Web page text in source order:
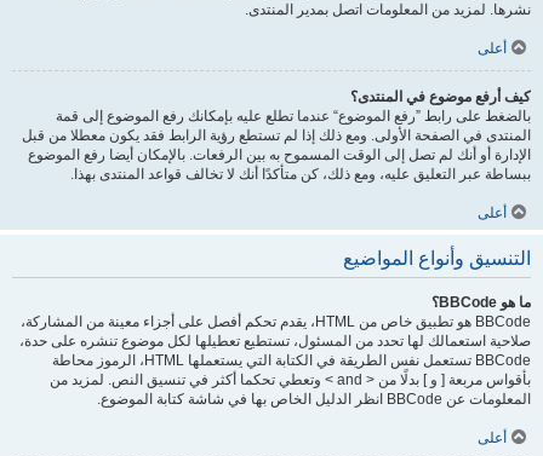
نشرها. لمزيد من المعلومات اتصل بمدير المنتدى.
أعلى
كيف أرفع موضوع في المنتدى؟
بالضغط على رابط ”رفع الموضوع“ عندما تطلع عليه بإمكانك رفع الموضوع إلى قمة
المنتدى في الصفحة الأولى. ومع ذلك إذا لم تستطع رؤية الرابط فقد يكون معطلا من قبل
الإدارة أو أنك لم تصل إلى الوقت المسموح به بين الرفعات. بالإمكان أيضا رفع الموضوع
ببساطة عبر التعليق عليه، ومع ذلك، كن متأكدًا أنك لا تخالف قواعد المنتدى بهذا.
أعلى
التنسيق وأنواع المواضيع
ما هو BBCode؟
BBCode هو تطبيق خاص من HTML، يقدم تحكم أفصل على أجزاء معينة من المشاركة،
صلاحية استعمالك لها تحدد من المسئول، تستطيع تعطيلها لكل موضوع تنشره على حدة،
BBCode تستعمل نفس الطريقة في الكتابة التي يستعملها HTML، الرموز محاطة
بأقواس مربعة [ و ] بدلًا من < and > وتعطي تحكما أكثر في تنسيق النص. لمزيد من
المعلومات عن BBCode انظر الدليل الخاص بها في شاشة كتابة الموضوع.
أعلى